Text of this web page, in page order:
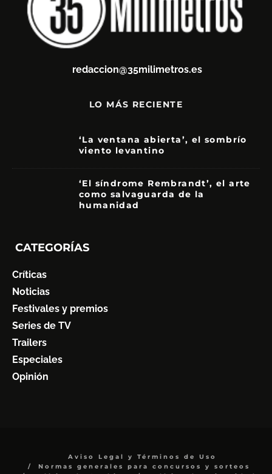
redaccion@35milimetros.es
LO MÁS RECIENTE
‘La ventana abierta’, el sombrío
viento levantino
‘El síndrome Rembrandt’, el arte
como salvaguarda de la
humanidad
CATEGORÍAS
Críticas
Noticias
Festivales y premios
Series de TV
Trailers
Especiales
Opinión
Aviso Legal y Términos de Uso
Normas generales para concursos y sorteos